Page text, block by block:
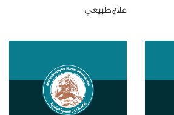
علاج طبيعي